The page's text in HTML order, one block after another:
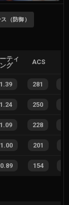
（防御）
ティ
ング
ACS
1.39 281
1.24 250
1.09 228
1.00 201
0.89 154